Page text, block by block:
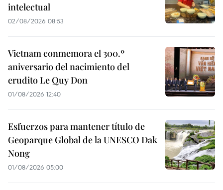
intelectual
02/08/2026 08:53
Vietnam conmemora el 300.º
aniversario del nacimiento del
erudito Le Quy Don
01/08/2026 12:40
Esfuerzos para mantener título de
Geoparque Global de la UNESCO Dak
Nong
01/08/2026 05:00